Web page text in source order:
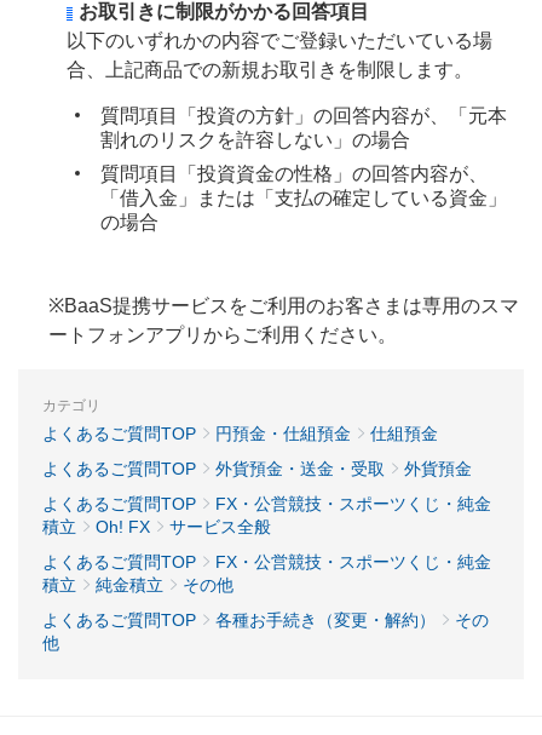
お取引きに制限がかかる回答項目
以下のいずれかの内容でご登録いただいている場
合、上記商品での新規お取引きを制限します。
質問項目「投資の方針」の回答内容が、「元本
割れのリスクを許容しない」の場合
質問項目「投資資金の性格」の回答内容が、
「借入金」または「支払の確定している資金」
の場合
※BaaS提携サービスをご利用のお客さまは専用のスマ
ートフォンアプリからご利用ください。
カテゴリ
よくあるご質問TOP 円預金・仕組預金
仕組預金
よくあるご質問TOP
外貨預金・送金・受取
外貨預金
よくあるご質問TOP
FX・公営競技・スポーツくじ・純金
積立
Oh! FX
サービス全般
よくあるご質問TOP
FX・公営競技・スポーツくじ・純金
積立
純金積立
その他
よくあるご質問TOP
各種お手続き（変更・解約）
その
他